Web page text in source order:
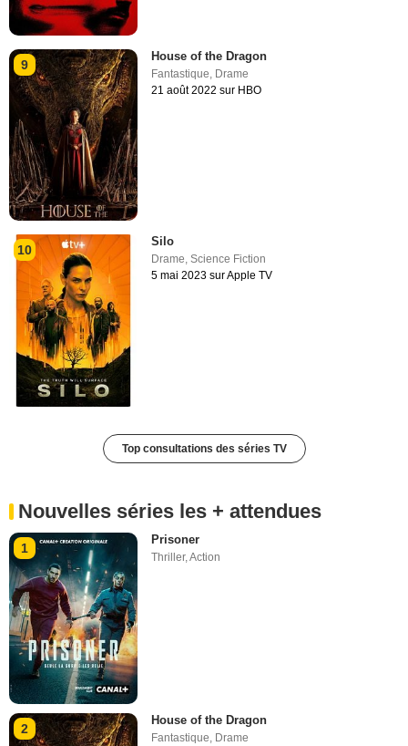
9
House of the Dragon
Fantastique, Drame
21 août 2022 sur HBO
10
Silo
Drame,Science Fiction
5 mai 2023 sur Apple TV
Top consultations des séries TV
Nouvelles séries les + attendues
1
Prisoner
Thriller,Action
2
House of the Dragon
Fantastique, Drame